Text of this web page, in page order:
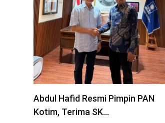
Abdul Hafid Resmi Pimpin PAN
Kotim, Terima SK…